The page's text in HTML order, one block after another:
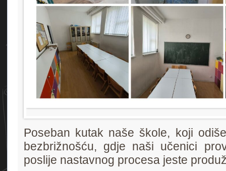
Poseban kutak naše škole, koji
bezbrižnošću, gdje naši učenici
poslije nastavnog procesa jeste